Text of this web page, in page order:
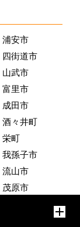
浦安市
四街道市
山武市
富里市
成田市
酒々井町
栄町
我孫子市
流山市
茂原市